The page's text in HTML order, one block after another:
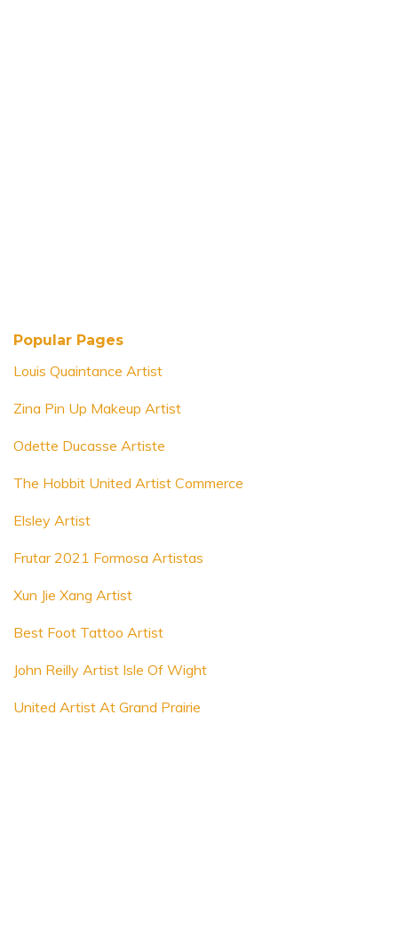
Popular Pages
Louis Quaintance Artist
Zina Pin Up Makeup Artist
Odette Ducasse Artiste
The Hobbit United Artist Commerce
Elsley Artist
Frutar 2021 Formosa Artistas
Xun Jie Xang Artist
Best Foot Tattoo Artist
John Reilly Artist Isle Of Wight
United Artist At Grand Prairie